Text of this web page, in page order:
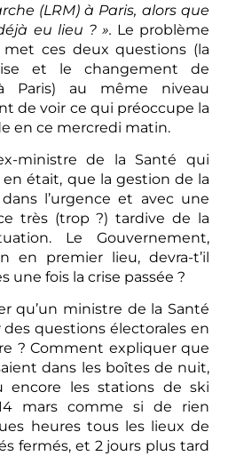
(LRM) à Paris, alors que
eu lieu ? ». Le problème
ces deux questions (la
et le changement de
Paris) au même niveau
de voir ce qui préoccupe la
en ce mercredi matin.
ministre de la Santé qui
était, que la gestion de la
l’urgence et avec une
très (trop ?) tardive de la
Le Gouvernement,
en premier lieu, devra-t’il
une fois la crise passée ?
qu’un ministre de la Santé
questions électorales en
? Comment expliquer que
dans les boîtes de nuit,
encore les stations de ski
mars comme si de rien
heures tous les lieux de
fermés, et 2 jours plus tard